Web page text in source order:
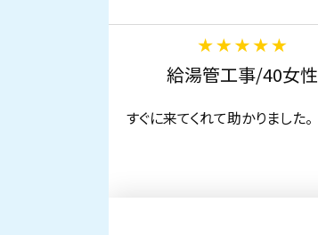
給湯管工事/40女性
すぐに来てくれて助かりました。